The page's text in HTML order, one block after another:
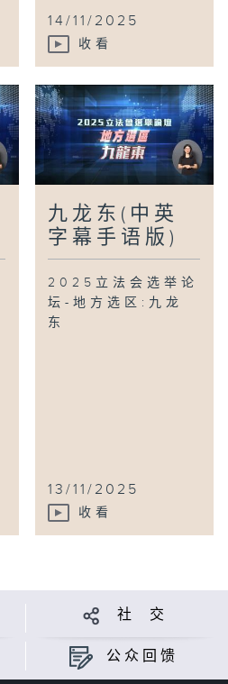
14/11/2025
收看
九龙东(中英
字幕手语版)
2025立法会选举论
坛-地方选区:九龙
东
13/11/2025
收看
社 交
公众回馈